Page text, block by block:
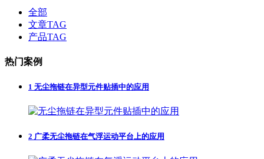
全部
文章TAG
产品TAG
热门案例
1 无尘拖链在异型元件贴插中的应用
2 广柔无尘拖链在气浮运动平台上的应用